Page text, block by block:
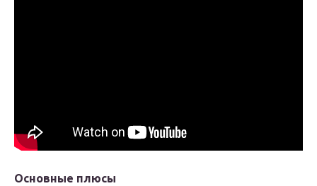
Основные плюсы